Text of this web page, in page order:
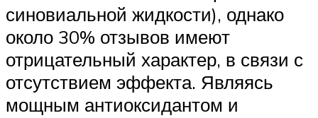
синовиальной жидкости), однако
около 30% отзывов имеют
отрицательный характер, в связи с
отсутствием эффекта. Являясь
мощным антиоксидантом и